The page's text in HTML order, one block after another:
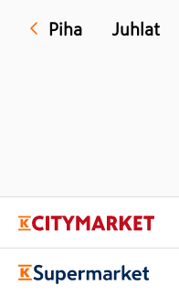
Piha Juhlat